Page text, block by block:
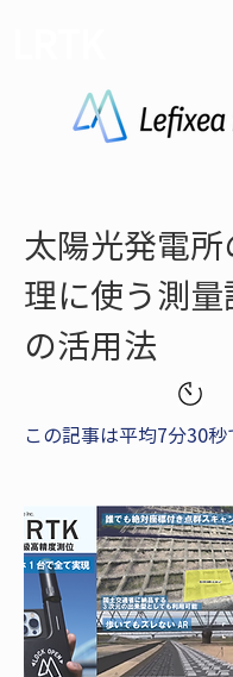
太陽光発電
理に使う測
の活用法
この記事は平均7分30